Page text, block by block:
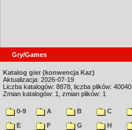
Gry/Games
Katalog gier (konwencja Kaz)
Aktualizacja: 2026-07-19
Liczba katalogów: 8878, liczba plików: 40040
Zmian katalogów: 1, zmian plików: 1
0-9 A B C
E
F G H